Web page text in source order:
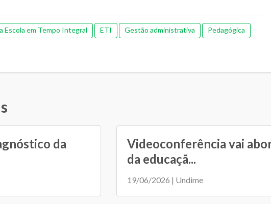
Escola em Tempo Integral ETI Gestão administrativa Pedagógica
da
Videoconferência vai
da educaçã...
19/06/2026 | Undime